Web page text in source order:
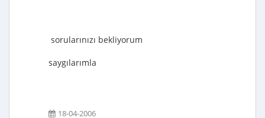
sorularınızı bekliyorum
saygılarımla
18-04-2006